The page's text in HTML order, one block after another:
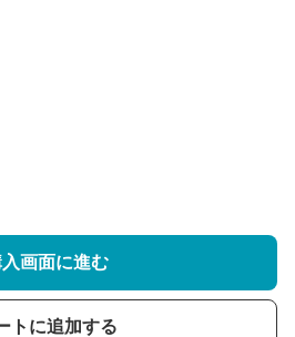
入画面に進む
トに追加する